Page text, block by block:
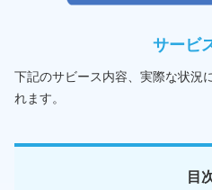
サービ
下記のサビース内容、実際な状況
れます。
目